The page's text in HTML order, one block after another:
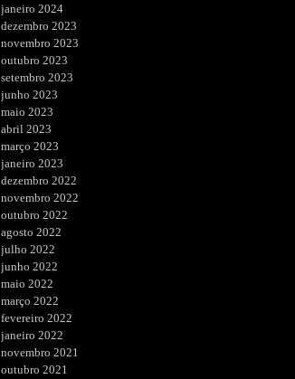
janeiro 2024
dezembro 2023
novembro 2023
outubro 2023
setembro 2023
junho 2023
maio 2023
abril 2023
março 2023
janeiro 2023
dezembro 2022
novembro 2022
outubro 2022
agosto 2022
julho 2022
junho 2022
maio 2022
março 2022
fevereiro 2022
janeiro 2022
novembro 2021
outubro 2021